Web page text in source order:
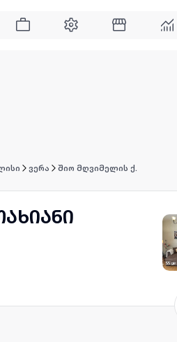
ვერა შიო მღვიმელის ქ.